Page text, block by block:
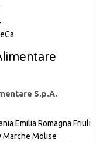
S.p.A.
Emilia Romagna Friuli
Marche Molise